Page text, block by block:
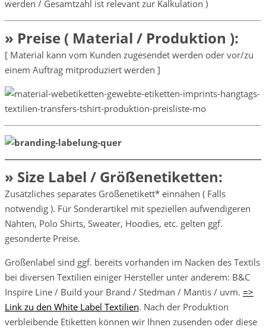
werden / Gesamtzahl ist relevant zur Kalkulation )
» Preise ( Material / Produktion ):
[ Material kann vom Kunden zugesendet werden oder vor/zu
einem Auftrag mitproduziert werden ]
» Size Label / Größenetiketten:
Zusätzliches separates Größenetikett* einnähen ( Falls
notwendig ). Für Sonderartikel mit speziellen aufwendigeren
Nähten, Polo Shirts, Sweater, Hoodies, etc. gelten ggf.
gesonderte Preise.
Größenlabel sind ggf. bereits vorhanden im Nacken des Textils
bei diversen Textilien einiger Hersteller unter anderem: B&C
Inspire Line / Build your Brand / Stedman / Mantis / uvm. =>
Link zu den White Label Textilien. Nach der Produktion
verbleibende Etiketten können wir Ihnen zusenden oder diese